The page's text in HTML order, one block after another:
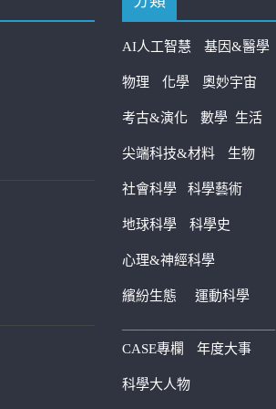
AI人工智慧 基因&醫學
物理 化學 奧妙宇宙
考古&演化 數學 生活
尖端科技&材料 生物
社會科學 科學藝術
地球科學 科學史
心理&神經科學
繽紛生態 運動科學
————————————
CASE專欄 年度大事
科學大人物